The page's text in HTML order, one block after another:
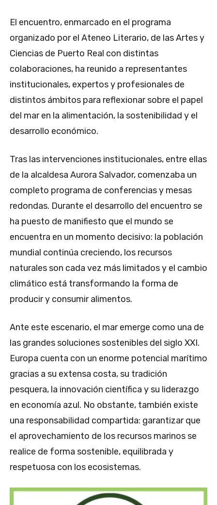
El encuentro, enmarcado en el programa
organizado por el Ateneo Literario, de las Artes y
Ciencias de Puerto Real con distintas
colaboraciones, ha reunido a representantes
institucionales, expertos y profesionales de
distintos ámbitos para reflexionar sobre el papel
del mar en la alimentación, la sostenibilidad y el
desarrollo económico.
Tras las intervenciones institucionales, entre ellas
de la alcaldesa Aurora Salvador, comenzaba un
completo programa de conferencias y mesas
redondas. Durante el desarrollo del encuentro se
ha puesto de manifiesto que el mundo se
encuentra en un momento decisivo: la población
mundial continúa creciendo, los recursos
naturales son cada vez más limitados y el cambio
climático está transformando la forma de
producir y consumir alimentos.
Ante este escenario, el mar emerge como una de
las grandes soluciones sostenibles del siglo XXI.
Europa cuenta con un enorme potencial marítimo
gracias a su extensa costa, su tradición
pesquera, la innovación científica y su liderazgo
en economía azul. No obstante, también existe
una responsabilidad compartida: garantizar que
el aprovechamiento de los recursos marinos se
realice de forma sostenible, equilibrada y
respetuosa con los ecosistemas.